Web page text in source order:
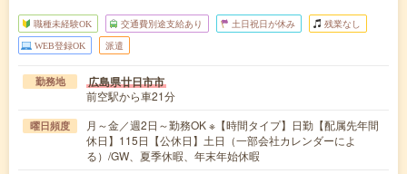
職種未経験OK 交通費別途支給あり 土日祝日が休み 残業なし
WEB登録OK 派遣
勤務地 広島県廿日市市
前空駅から車21分
曜日頻度
月～金／週2日～勤務OK ※【時間タイプ】日勤【配属先年間
休日】115日【公休日】土日（一部会社カレンダーによ
る）/GW、夏季休暇、年末年始休暇